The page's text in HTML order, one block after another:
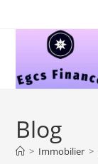
Blog
> Immobilier >